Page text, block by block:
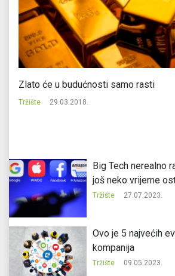
Zlato će u budućnosti samo rasti
Tržište 29.03.2018.
Big Tech nerealno
još neko vrijeme
Tržište 27.07.2023.
Ovo je 5 najvećih
kompanija
Tržište 09.05.2023.